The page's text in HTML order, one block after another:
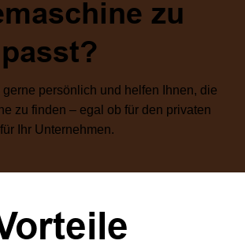
zu
passt?
persönlich und helfen Ihnen, die
zu finden – egal ob für den privaten
Ihr Unternehmen.